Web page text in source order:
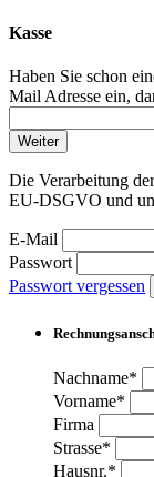
Kasse
Haben Sie schon
Mail Adresse ein,
Weiter
Die Verarbeitung
EU-DSGVO und
E-Mail
Passwort
Passwort vergessen
Nachname*
Vorname*
Firma
Strasse*
Hausnr.*